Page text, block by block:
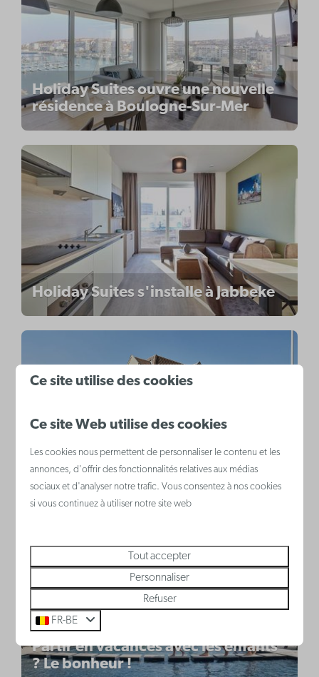
Holiday Suites ouvre une nouvelle
résidence à Boulogne-Sur-Mer
Holiday Suites s'installe à Jabbeke
Holiday Suites ouvre une nouvelle
résidence au sein du parc Klein
Strand, à Jabbeke
Partir en vacances avec les enfants
? Le bonheur !
Ce site utilise des cookies
Ce site Web utilise des cookies
Les cookies nous permettent de personnaliser le contenu et les
annonces, d'offrir des fonctionnalités relatives aux médias
sociaux et d'analyser notre trafic. Vous consentez à nos cookies
si vous continuez à utiliser notre site web
Tout accepter
Personnaliser
Refuser
FR-BE